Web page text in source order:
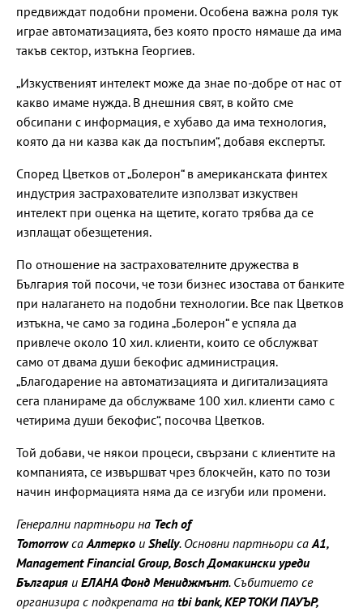
предвиждат подобни промени. Особена важна роля тук
играе автоматизацията, без която просто нямаше да има
такъв сектор, изтъкна Георгиев.
„Изкуственият интелект може да знае по-добре от нас от
какво имаме нужда. В днешния свят, в който сме
обсипани с информация, е хубаво да има технология,
която да ни казва как да постъпим“, добавя експертът.
Според Цветков от „Болерон“ в американската финтех
индустрия застрахователите използват изкуствен
интелект при оценка на щетите, когато трябва да се
изплащат обезщетения.
По отношение на застрахователните дружества в
България той посочи, че този бизнес изостава от банките
при налагането на подобни технологии. Все пак Цветков
изтъкна, че само за година „Болерон“ е успяла да
привлече около 10 хил. клиенти, които се обслужват
само от двама души бекофис администрация.
„Благодарение на автоматизацията и дигитализацията
сега планираме да обслужваме 100 хил. клиенти само с
четирима души бекофис“, посочва Цветков.
Той добави, че някои процеси, свързани с клиентите на
компанията, се извършват чрез блокчейн, като по този
начин информацията няма да се изгуби или промени.
Генерални партньори на Tech of
TomorrowсаАлтерко и Shelly. Основни партньори саА1,
Management Financial Group, Bosch Домакински уреди
България и ЕЛАНА Фонд Мениджмънт. Събитието се
организира с подкрепата на tbi bank, KEР ТОКИ ПАУЪР,